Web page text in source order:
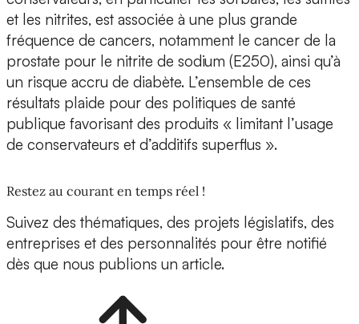
et les nitrites, est associée à une plus grande
fréquence de cancers, notamment le cancer de la
prostate pour le nitrite de sodium (E250), ainsi qu’à
un risque accru de diabète. L’ensemble de ces
résultats plaide pour des politiques de santé
publique favorisant des produits « limitant l’usage
de conservateurs et d’additifs superflus ».
Restez au courant en temps réel !
Suivez des thématiques, des projets législatifs, des
entreprises et des personnalités pour être notifié
dès que nous publions un article.